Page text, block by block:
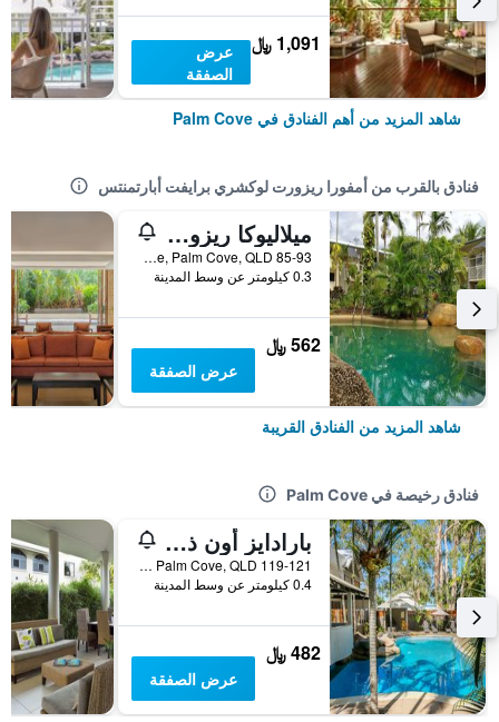
1,091 ﷼
عرض
الصفقة
شاهد المزيد من أهم الفنادق في Palm Cove
فنادق بالقرب من أمفورا ريزورت لوكشري برايفت أبارتمنتس
ميلاليوكا ريزورت
85-93 Williams Esplanade, Palm Cove, QLD, أستراليا
0.3 كيلومتر عن وسط المدينة
562 ﷼
عرض الصفقة
شاهد المزيد من الفنادق القريبة
فنادق رخيصة في Palm Cove
بارادايز أون ذا بيتش ريزورت-بالم كوف
119-121 Williams Esplanade, Palm Cove, QLD, أستراليا
0.4 كيلومتر عن وسط المدينة
482 ﷼
عرض الصفقة